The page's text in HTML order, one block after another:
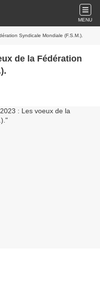
MENU
Syndicale Mondiale (F.S.M.).
de la Fédération